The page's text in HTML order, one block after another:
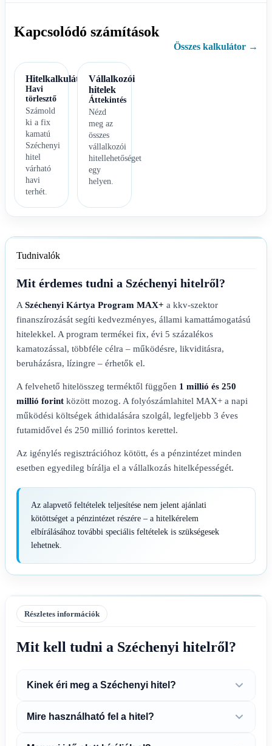
Kapcsolódó számítások
Összes kalkulátor →
Hitelkalkulátor
Havi
törlesztő
Számold
ki a fix
kamatú
Széchenyi
hitel
várható
havi
terhét.
Vállalkozói
hitelek
Áttekintés
Nézd
meg az
összes
vállalkozói
hitellehetőséget
egy
helyen.
Tudnivalók
Mit érdemes tudni a Széchenyi hitelről?
A Széchenyi Kártya Program MAX+ a kkv-szektor
finanszírozását segíti kedvezményes, állami kamattámogatású
hitelekkel. A program termékei fix, évi 5 százalékos
kamatozással, többféle célra – működésre, likviditásra,
beruházásra, lízingre – érhetők el.
A felvehető hitelösszeg terméktől függően 1 millió és 250
millió forint között mozog. A folyószámlahitel MAX+ a napi
működési költségek áthidalására szolgál, legfeljebb 3 éves
futamidővel és 250 millió forintos kerettel.
Az igénylés regisztrációhoz kötött, és a pénzintézet minden
esetben egyedileg bírálja el a vállalkozás hitelképességét.
Az alapvető feltételek teljesítése nem jelent ajánlati
kötöttséget a pénzintézet részére – a hitelkérelem
elbírálásához további speciális feltételek is szükségesek
lehetnek.
Részletes információk
Mit kell tudni a Széchenyi hitelről?
Kinek éri meg a Széchenyi hitel?
Mire használható fel a hitel?